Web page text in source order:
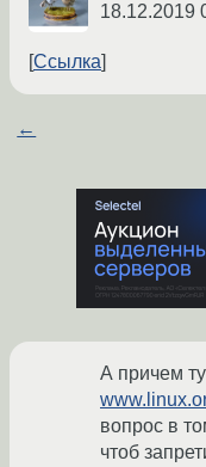
18.12.2019
Ссылка
←
А причем
вопрос в
чтоб